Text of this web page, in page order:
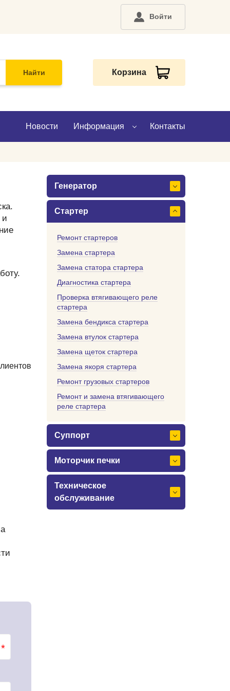
Войти
Найти Корзина
Новости Информация
Доставка
Контакты
и
*
Генератор
Стартер
Ремонт стартеров
Замена стартера
Замена статора стартера
Диагностика стартера
Проверка втягивающего реле
стартера
Замена бендикса стартера
Замена втулок стартера
Замена щеток стартера
Замена якоря стартера
Ремонт грузовых стартеров
Ремонт и замена втягивающего
реле стартера
Суппорт
Моторчик печки
Техническое
обслуживание